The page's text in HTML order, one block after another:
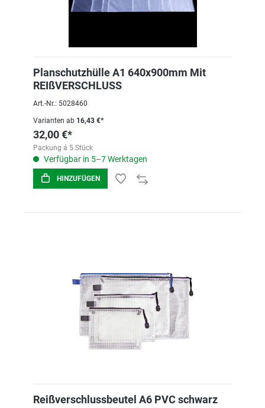
Planschutzhülle A1 640x900mm Mit
REIßVERSCHLUSS
Art.-Nr.: 5028460
Varianten ab 16,43 €*
32,00 €*
Packung á 5 Stück
Verfügbar in 5–7 Werktagen
HINZUFÜGEN
Reißverschlussbeutel A6 PVC schwarz